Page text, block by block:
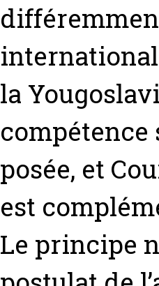
la
posée, et
est
Le principe